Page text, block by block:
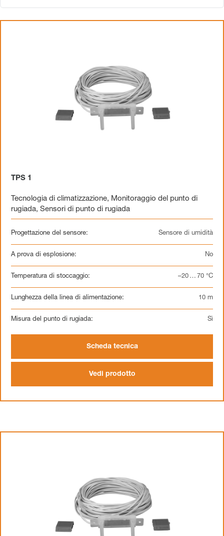
TPS 1
Tecnologia di climatizzazione, Monitoraggio del punto di
rugiada, Sensori di punto di rugiada
Progettazione del sensore: Sensore di umidità
A prova di esplosione: No
Temperatura di stoccaggio: –20 … 70 °C
Lunghezza della linea di alimentazione: 10 m
Misura del punto di rugiada: Sì
Scheda tecnica
Vedi prodotto